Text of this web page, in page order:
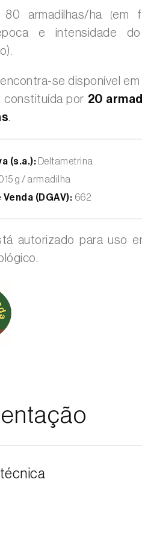
armadilhas/ha (em
e intensidade
se disponível em
constituída por 20
.
(s.a.): Deltametrina
g / armadilha
(DGAV): 662
autorizado para uso